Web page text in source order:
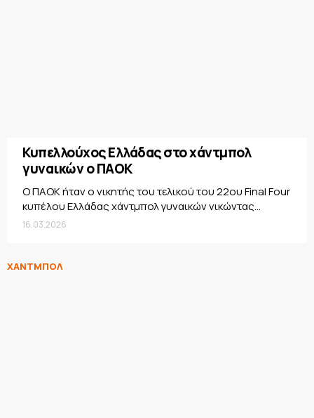
Κυπελλούχος Ελλάδας στο χάντμπολ
γυναικών ο ΠΑΟΚ
Ο ΠΑΟΚ ήταν ο νικητής του τελικού του 22ου Final Four
κυπέλου Ελλάδας χάντμπολ γυναικών νικώντας...
16.03.2026
ΧΑΝΤΜΠΟΛ